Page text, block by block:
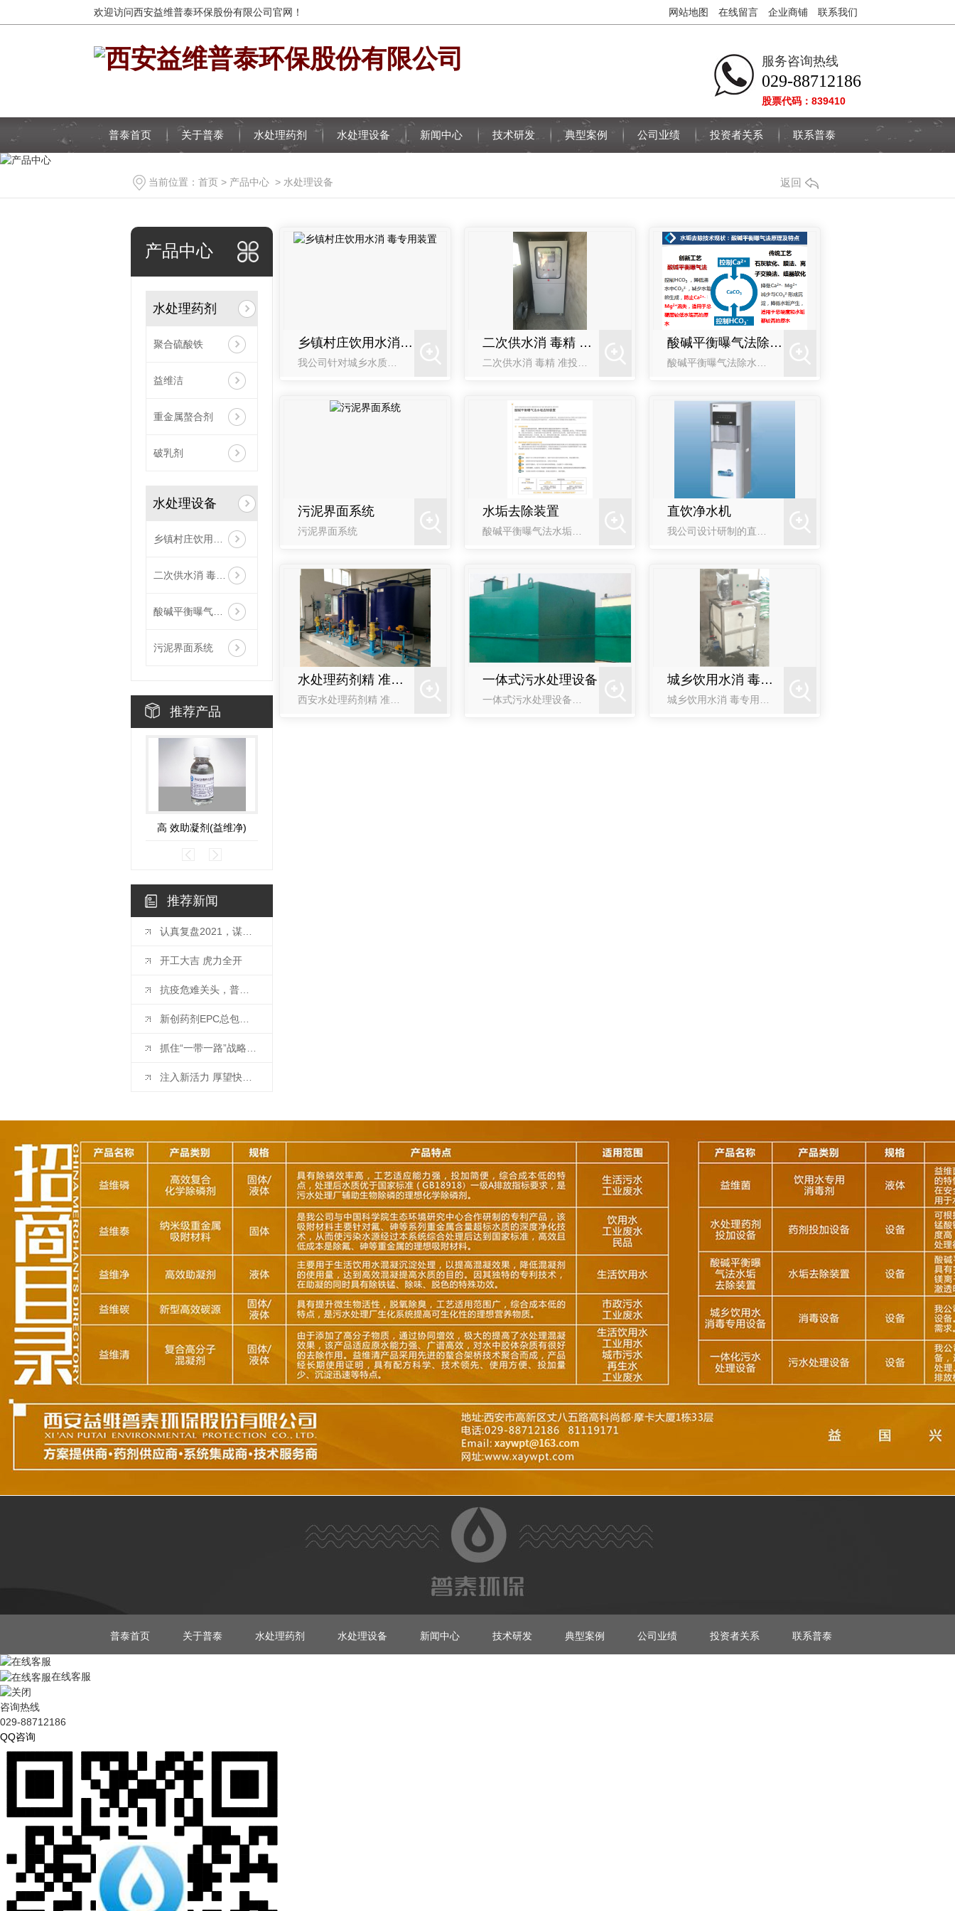
欢迎访问西安益维普泰环保股份有限公司官网！ 网站地图 在线留言 企业商铺 联系我们
服务咨询热线
029-88712186
股票代码：839410
普泰首页 关于普泰 水处理药剂 水处理设备 新闻中心 技术研发 典型案例 公司业绩 投资者关系 联系普泰
当前位置： 首页 > 产品中心 > 水处理设备 返回
产品中心
水处理药剂
聚合硫酸铁
益维洁
重金属螯合剂
破乳剂
水处理设备
乡镇村庄饮用水消 毒专用装置
二次供水消 毒精 准投加装置
酸碱平衡曝气法除水垢设备（构筑物）
污泥界面系统
推荐产品
高 效助凝剂(益维净)
推荐新闻
认真复盘2021，谋划布局2022
开工大吉 虎力全开
抗疫危难关头，普泰环保来了
新创药剂EPC总包模式，再迎项目签约
抓住“一带一路”战略机遇 开拓创新深耕水务市场
注入新活力 厚望快成长—普泰环保新员工入职培训
乡镇村庄饮用水消 毒专用装置
我公司针对城乡水质消 毒问题，研发设计出一款小型一体化饮用水消 毒专用设备。该设备可安装在供水站、供水泵房内，满足100m3/d-1000m3/d的消 毒需求。
二次供水消 毒精 准投加装置
二次供水消 毒精 准投加装置 我公司二次供水泵站消 毒问题，研究设计出一款小型一体化消 毒专用设备。该设备可安装在二次供水泵房内，满足20m3/d-500m3/d的**需求。
酸碱平衡曝气法除水垢设备（构筑物）
酸碱平衡曝气法除水垢设备（构筑物）工艺是我司与西安建筑科技大学共同研发，具有完全自主知识产权的新型技术，针对传统水垢控制工艺以去除水中溶解钙镁离子为主，该工艺保留了针对人体有益的钙镁离子，水烧开后清澈
污泥界面系统
污泥界面系统
水垢去除装置
酸碱平衡曝气法水垢去除装置
直饮净水机
我公司设计研制的直饮净水机，通过过滤系统净化水质，消除供水过程中的二次污染，将市政自来水净化至符合全 国标准的直饮水，全方位解决公共场所及家庭的饮水安全问题。产品优势选择多样：可选择内置UF超滤、NF纳
水处理药剂精 准投加设备
西安水处理药剂精 准投加设备我公司可根据用户需求，成套提供混凝剂、助凝剂、消 毒剂、除磷剂、活性炭、高锰酸钾等水处理药剂投加设备的设计、制作和安装调试服务。具有自动化程度高，操作安全便捷，运行稳定可靠，综
一体式污水处理设备
一体式污水处理设备我公司针对分散型污水排放特点，研发设计出一种新型一体式污水处理设备，适用于分散型污水的处理。该设备是以**生化处理为核心，集生化处理、沉淀、过滤、**等处理单元为一体，处理后水质达到
城乡饮用水消 毒专用设备
城乡饮用水消 毒专用设备 我公司针对城乡水质消 毒问题，研究设计出一款小型一体化饮用水消 毒专用设备。该设备可安装在供水站、供水泵房内，满足100m3/d-1000m3/d的消 毒需求。设备组成该设备由溶
普泰首页 关于普泰 水处理药剂 水处理设备 新闻中心 技术研发 典型案例 公司业绩 投资者关系 联系普泰
西安益维普泰环保股份有限公司主要从事西安污水处理,水处理药剂,西安除磷剂,西安水处理设备欢迎前来咨询！
在线客服
咨询热线
029-88712186
QQ咨询